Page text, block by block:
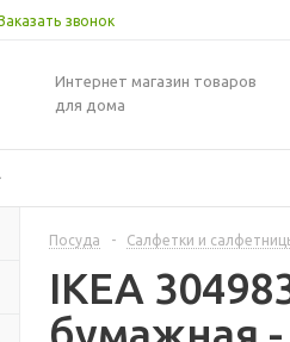
звонок
Интернет магазин товаров
для дома
Посуда - Салфетки и
IKEA